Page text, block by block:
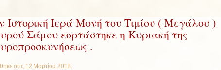
Ιστορική Ιερά Μονή του Τιμίου ( Μεγάλου )
Σάμου εορτάστηκε η Κυριακή της
.
στις 12 Μαρτίου 2018.